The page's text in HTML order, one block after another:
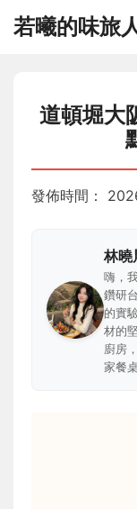
若曦的味旅
道頓堀大
發佈時間：
林曉
嗨，
鑽研
的實
材的
廚房
家餐